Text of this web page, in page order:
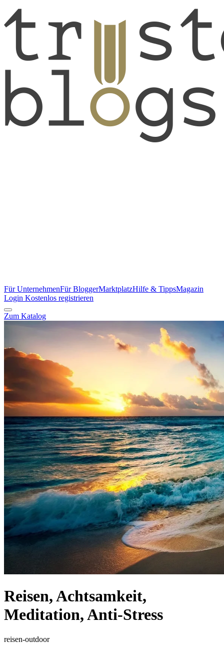
Für UnternehmenFür BloggerMarktplatzHilfe & TippsMagazin
Login Kostenlos registrieren
Zum Katalog
Reisen, Achtsamkeit,
Meditation, Anti-Stress
reisen-outdoor